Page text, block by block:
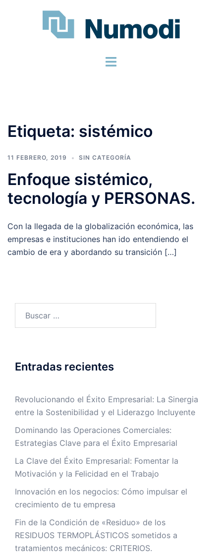
Etiqueta: sistémico
11 FEBRERO, 2019 SIN CATEGORÍA
Enfoque sistémico,
tecnología y PERSONAS.
Con la llegada de la globalización económica, las
empresas e instituciones han ido entendiendo el
cambio de era y abordando su transición […]
Entradas recientes
Revolucionando el Éxito Empresarial: La Sinergia
entre la Sostenibilidad y el Liderazgo Incluyente
Dominando las Operaciones Comerciales:
Estrategias Clave para el Éxito Empresarial
La Clave del Éxito Empresarial: Fomentar la
Motivación y la Felicidad en el Trabajo
Innovación en los negocios: Cómo impulsar el
crecimiento de tu empresa
Fin de la Condición de «Residuo» de los
RESIDUOS TERMOPLÁSTICOS sometidos a
tratamientos mecánicos: CRITERIOS.